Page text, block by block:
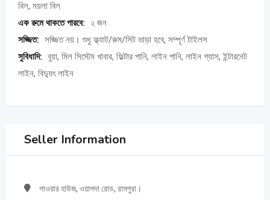
বিল, ময়লা বিল
এক রুমে থাকতে পারবে:
২ জন
সজ্জিত: সজ্জিত নয়। শুধু ফ্ল্যাট/রুম/সিট ভাড়া হবে, সম্পূর্ণ টাইলস
সুবিধাদি: বুয়া, মিল সিস্টেম খাবার, ফিল্টার পানি, লাইন পানি, লাইন গ্যাস, ইন্টারনেট
লাইন, বিদ্যুৎ লাইন
Seller Information
পাওয়ার হাউজ, ওয়াপদা রোড, রামপুরা।